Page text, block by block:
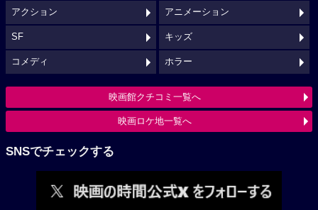
アクション アニメーション
SF キッズ
コメディ ホラー
映画館クチコミ一覧へ
映画ロケ地一覧へ
SNSでチェックする